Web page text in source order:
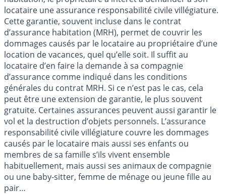
locataire une assurance responsabilité civile villégiature.
Cette garantie, souvent incluse dans le contrat
d’assurance habitation (MRH), permet de couvrir les
dommages causés par le locataire au propriétaire d’une
location de vacances, quel qu’elle soit. Il suffit au
locataire d’en faire la demande à sa compagnie
d’assurance comme indiqué dans les conditions
générales du contrat MRH. Si ce n’est pas le cas, cela
peut être une extension de garantie, le plus souvent
gratuite. Certaines assurances peuvent aussi garantir le
vol et la destruction d’objets personnels. L’assurance
responsabilité civile villégiature couvre les dommages
causés par le locataire mais aussi ses enfants ou
membres de sa famille s’ils vivent ensemble
habituellement, mais aussi ses animaux de compagnie
ou une baby-sitter, femme de ménage ou jeune fille au
pair…